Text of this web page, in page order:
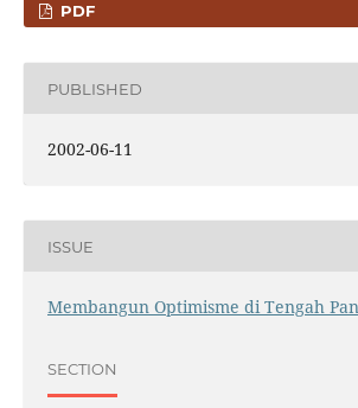
PDF
PUBLISHED
2002-06-11
ISSUE
Membangun Optimisme di Tengah
SECTION